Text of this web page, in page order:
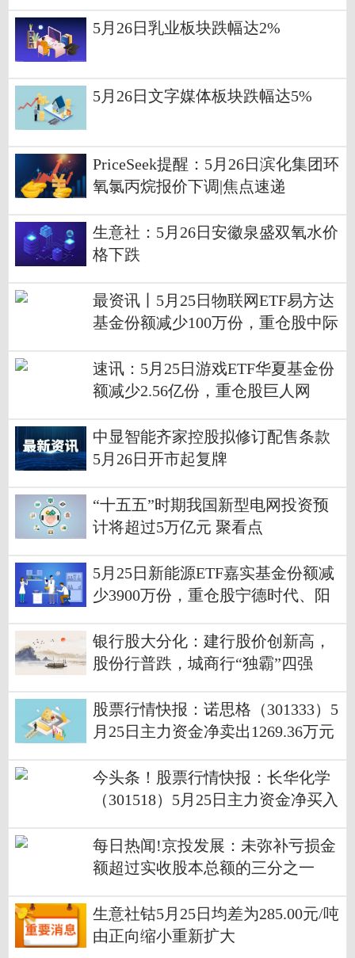
5月26日乳业板块跌幅达2%
5月26日文字媒体板块跌幅达5%
PriceSeek提醒：5月26日滨化集团环
氧氯丙烷报价下调|焦点速递
生意社：5月26日安徽泉盛双氧水价
格下跌
最资讯丨5月25日物联网ETF易方达
基金份额减少100万份，重仓股中际
速讯：5月25日游戏ETF华夏基金份
额减少2.56亿份，重仓股巨人网
中显智能齐家控股拟修订配售条款
5月26日开市起复牌
“十五五”时期我国新型电网投资预
计将超过5万亿元 聚看点
5月25日新能源ETF嘉实基金份额减
少3900万份，重仓股宁德时代、阳
银行股大分化：建行股价创新高，
股份行普跌，城商行“独霸”四强
股票行情快报：诺思格（301333）5
月25日主力资金净卖出1269.36万元
今头条！股票行情快报：长华化学
（301518）5月25日主力资金净买入
每日热闻!京投发展：未弥补亏损金
额超过实收股本总额的三分之一
生意社钴5月25日均差为285.00元/吨
由正向缩小重新扩大